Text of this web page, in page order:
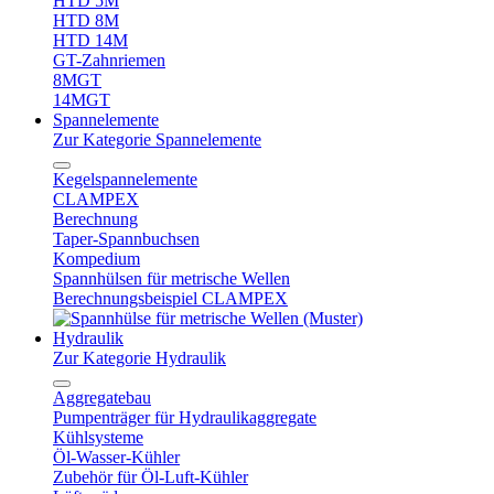
HTD 8M
HTD 14M
GT-Zahnriemen
8MGT
14MGT
Spannelemente
Zur Kategorie Spannelemente
Kegelspannelemente
CLAMPEX
Berechnung
Taper-Spannbuchsen
Kompedium
Spannhülsen für metrische Wellen
Berechnungsbeispiel CLAMPEX
Hydraulik
Zur Kategorie Hydraulik
Aggregatebau
Pumpenträger für Hydraulikaggregate
Kühlsysteme
Öl-Wasser-Kühler
Zubehör für Öl-Luft-Kühler